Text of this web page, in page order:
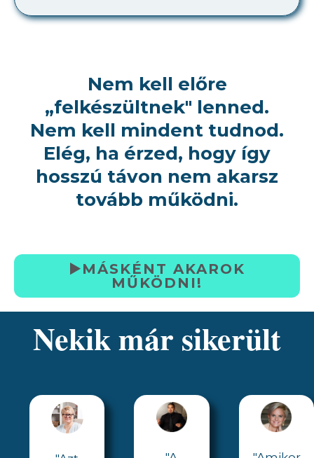
Nem kell előre
„felkészültnek" lenned.
Nem kell mindent tudnod.
Elég, ha érzed, hogy így
hosszú távon nem akarsz
tovább működni.
▶️MÁSKÉNT AKAROK
MŰKÖDNI!
Nekik már sikerült